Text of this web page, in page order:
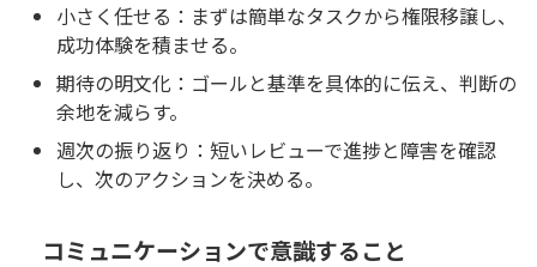
小さく任せる：まずは簡単なタスクから権限移譲し、
成功体験を積ませる。
期待の明文化：ゴールと基準を具体的に伝え、判断の
余地を減らす。
週次の振り返り：短いレビューで進捗と障害を確認
し、次のアクションを決める。
コミュニケーションで意識すること